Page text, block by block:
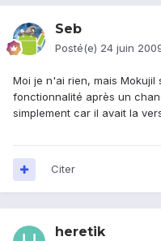
Seb
Posté(e) 24 juin
Moi je n'ai rien, mais
fonctionnalité après un
simplement car il avait la
Citer
heretik